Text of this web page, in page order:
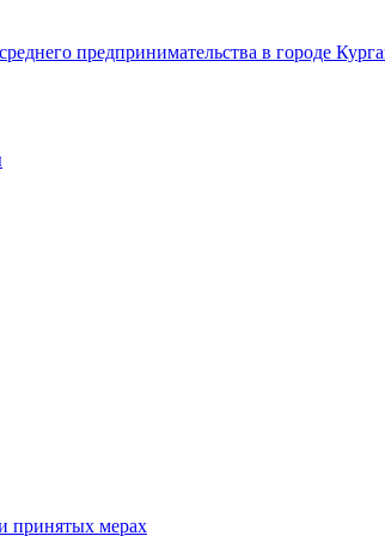
предпринимательства в городе
принятых мерах